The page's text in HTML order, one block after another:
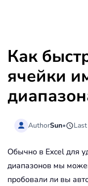
Как
ячейки
AuthorSun•
Обычно в Excel для
диапазонов мы
пробовали ли вы